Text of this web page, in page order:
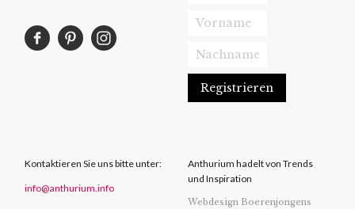
Kontaktieren Sie uns bitte unter:
info@anthurium.info
Anthurium hadelt von Trends
und Inspiration
Webdesign Boerenjongens